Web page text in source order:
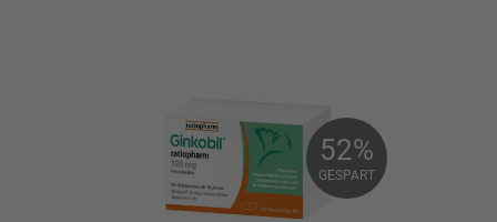
52%
GESPART
52%
GESPART